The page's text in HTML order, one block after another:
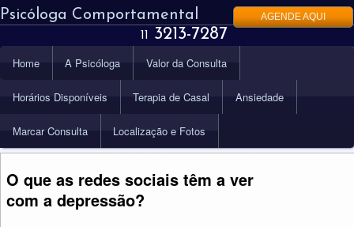
Psicóloga Comportamental AGENDE AQUI
11 3213-7287
principal
Pular
para
o
conteúdo
principal
Pular
para
o
conteúdo
secundário
Home A Psicóloga Valor da Consulta
Horários Disponíveis Terapia de Casal Ansiedade
Marcar Consulta Localização e Fotos
O que as redes sociais têm a ver
com a depressão?